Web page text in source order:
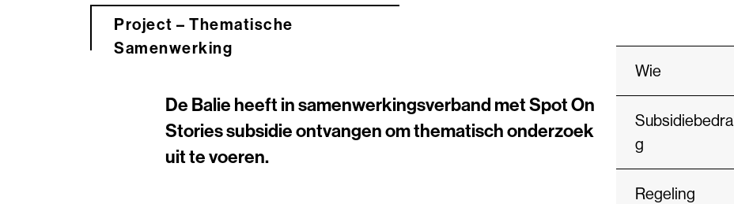
Project – Thematische
Samenwerking
De Balie heeft in samenwerkingsverband met Spot On
Stories subsidie ontvangen om thematisch onderzoek
uit te voeren.
Wie
Subsidiebedra
g
Regeling